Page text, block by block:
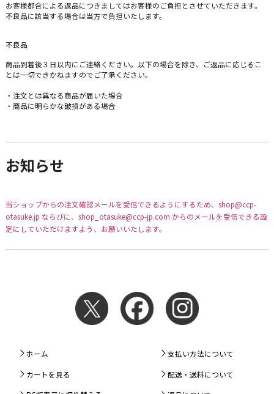
お客様都合による返品につきましてはお客様のご負担とさせていただきます。
不良品に該当する場合は当方で負担いたします。
不良品
商品到着後３日以内にご連絡ください。以下の場合を除き、ご返品に応じるこ
とは一切できかねますのでご了承ください。
・注文とは異なる商品が届いた場合
・商品に明らかな破損がある場合
お知らせ
当ショップからの注文確認メールを受信できるようにするため、shop@ccp-
otasuke.jp ならびに、shop_otasuke@ccp-jp.com からのメールを受信できる設
定にしていただけますよう、お願いいたします。
ホーム
カートを見る
支払い方法について
配送・送料について